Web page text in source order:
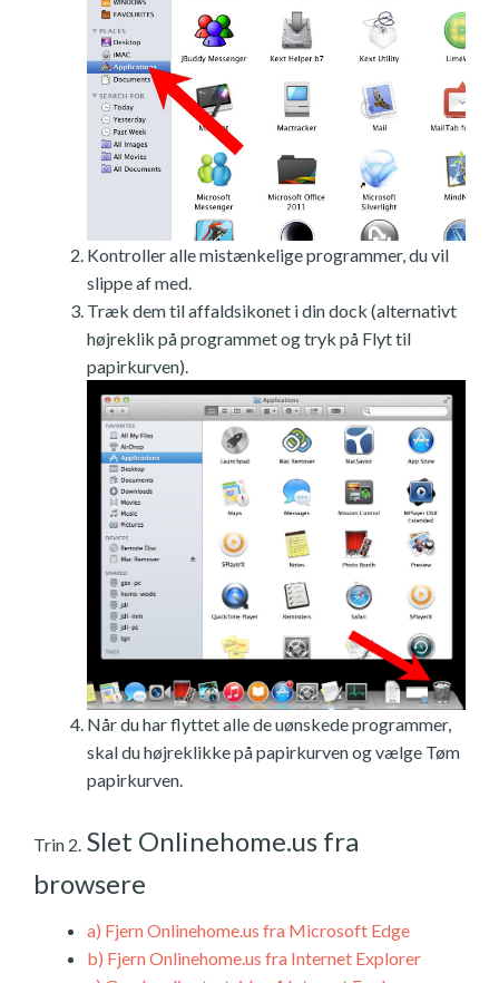
Kontroller alle mistænkelige programmer, du vil
slippe af med.
Træk dem til affaldsikonet i din dock (alternativt
højreklik på programmet og tryk på Flyt til
papirkurven).
Når du har flyttet alle de uønskede programmer,
skal du højreklikke på papirkurven og vælge Tøm
papirkurven.
Trin 2. Slet Onlinehome.us fra
browsere
a) Fjern Onlinehome.us fra Microsoft Edge
b) Fjern Onlinehome.us fra Internet Explorer